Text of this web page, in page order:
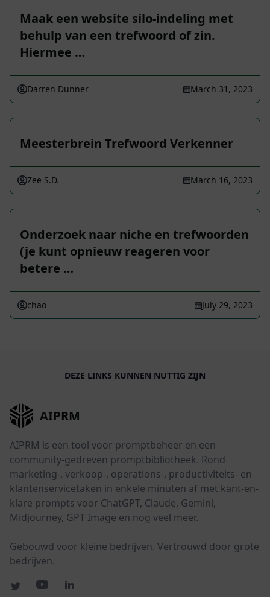
Maak een website silo-indeling met
behulp van een trefwoord of zin.
Hiermee …
Darren Dunner March 31, 2023
Meesterbrein Trefwoord Verkenner
Zee S.D. March 16, 2023
Onderzoek naar niche en trefwoorden
(je kunt opnieuw reageren voor
betere …
chao July 29, 2023
DEZE LINKS KUNNEN NUTTIG ZIJN
AIPRM
AIPRM is een tool voor promptbeheer en een
community-gedreven promptbibliotheek. Rond
marketing-, verkoop-, operations-, productiviteits- en
klantenservicetaken in enkele minuten af met kant-en-
klare prompts voor ChatGPT, Claude, Gemini,
Midjourney, GPT Image en nog veel meer.
Gebouwd voor kleine bedrijven. Vertrouwd door grote
bedrijven.